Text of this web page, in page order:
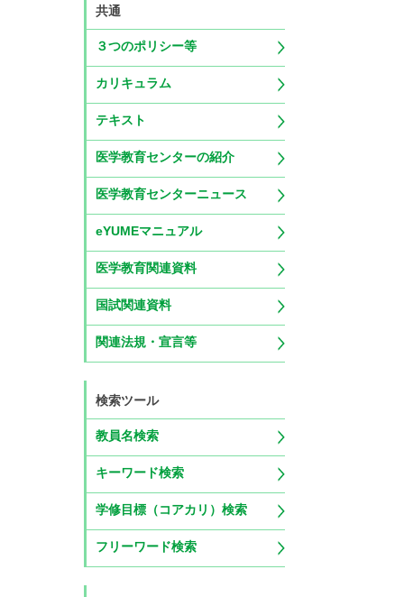
共通
３つのポリシー等
カリキュラム
テキスト
医学教育センターの紹介
医学教育センターニュース
eYUMEマニュアル
医学教育関連資料
国試関連資料
関連法規・宣言等
検索ツール
教員名検索
キーワード検索
学修目標（コアカリ）検索
フリーワード検索